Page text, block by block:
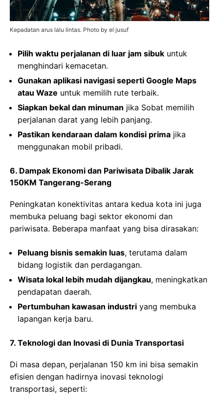
Kepadatan arus lalu lintas. Photo by el jusuf
Pilih waktu perjalanan di luar jam sibuk untuk
menghindari kemacetan.
Gunakan aplikasi navigasi seperti Google Maps
atau Waze untuk memilih rute terbaik.
Siapkan bekal dan minuman jika Sobat memilih
perjalanan darat yang lebih panjang.
Pastikan kendaraan dalam kondisi prima jika
menggunakan mobil pribadi.
6. Dampak Ekonomi dan Pariwisata Dibalik Jarak
150KM Tangerang-Serang
Peningkatan konektivitas antara kedua kota ini juga
membuka peluang bagi sektor ekonomi dan
pariwisata. Beberapa manfaat yang bisa dirasakan:
Peluang bisnis semakin luas, terutama dalam
bidang logistik dan perdagangan.
Wisata lokal lebih mudah dijangkau, meningkatkan
pendapatan daerah.
Pertumbuhan kawasan industri yang membuka
lapangan kerja baru.
7. Teknologi dan Inovasi di Dunia Transportasi
Di masa depan, perjalanan 150 km ini bisa semakin
efisien dengan hadirnya inovasi teknologi
transportasi, seperti: